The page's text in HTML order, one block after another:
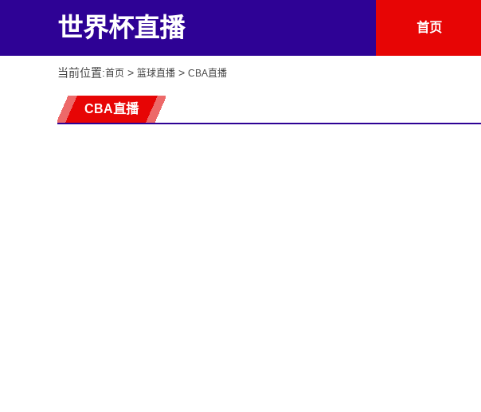
世界杯直播 首页
当前位置:首页 > 篮球直播 > CBA直播
CBA直播